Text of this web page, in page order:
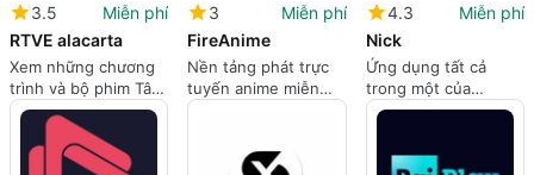
3.5
Miễn phí
RTVE alacarta
Xem những chương
trình và bộ phim Tây
Ban Nha yêu thích
3
Miễn phí
FireAnime
Nền tảng phát trực
tuyến anime miễn
phí để sử dụng
4.3
Miễn phí
Nick
Ứng dụng tất cả
trong một của
Nickelodeon